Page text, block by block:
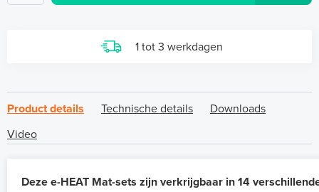
1 tot 3 werkdagen
Product details Technische details
Downloads
Video
Deze e-HEAT Mat-sets zijn verkrijgbaar in 14